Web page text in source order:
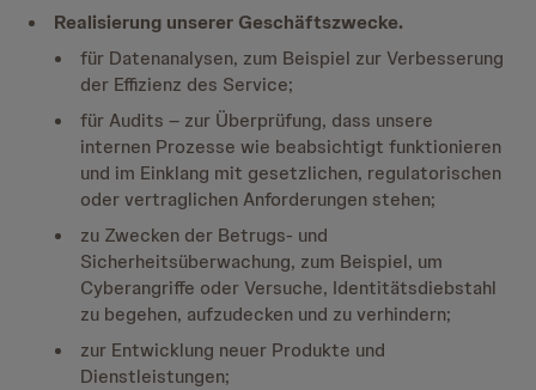
Realisierung unserer Geschäftszwecke.
für Datenanalysen, zum Beispiel zur Verbesserung
der Effizienz des Service;
für Audits – zur Überprüfung, dass unsere
internen Prozesse wie beabsichtigt funktionieren
und im Einklang mit gesetzlichen, regulatorischen
oder vertraglichen Anforderungen stehen;
zu Zwecken der Betrugs- und
Sicherheitsüberwachung, zum Beispiel, um
Cyberangriffe oder Versuche, Identitätsdiebstahl
zu begehen, aufzudecken und zu verhindern;
zur Entwicklung neuer Produkte und
Dienstleistungen;